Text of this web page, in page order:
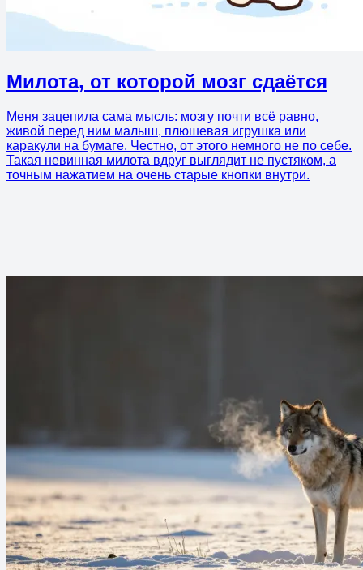
Милота, от которой мозг сдаётся
Меня зацепила сама мысль: мозгу почти всё равно,
живой перед ним малыш, плюшевая игрушка или
каракули на бумаге. Честно, от этого немного не по себе.
Такая невинная милота вдруг выглядит не пустяком, а
точным нажатием на очень старые кнопки внутри.